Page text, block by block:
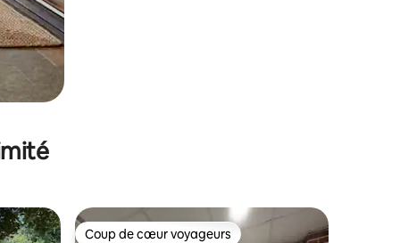
Coup de cœur voyageurs